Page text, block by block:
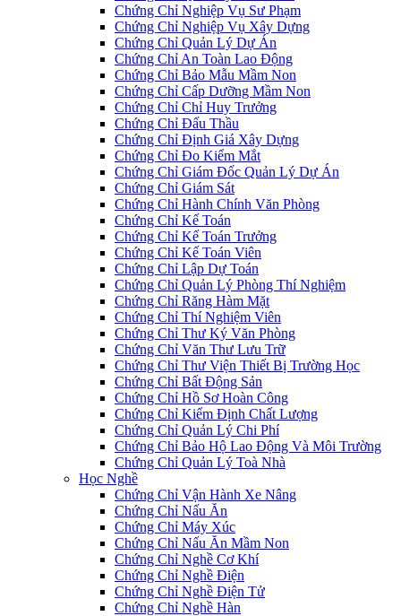
Chứng Chỉ Nghiệp Vụ Sư Phạm
Chứng Chỉ Nghiệp Vụ Xây Dựng
Chứng Chỉ Quản Lý Dự Án
Chứng Chỉ An Toàn Lao Động
Chứng Chỉ Bảo Mẫu Mầm Non
Chứng Chỉ Cấp Dưỡng Mầm Non
Chứng Chỉ Chỉ Huy Trưởng
Chứng Chỉ Đấu Thầu
Chứng Chỉ Định Giá Xây Dựng
Chứng Chỉ Đo Kiểm Mắt
Chứng Chỉ Giám Đốc Quản Lý Dự Án
Chứng Chỉ Giám Sát
Chứng Chỉ Hành Chính Văn Phòng
Chứng Chỉ Kế Toán
Chứng Chỉ Kế Toán Trưởng
Chứng Chỉ Kế Toán Viên
Chứng Chỉ Lập Dự Toán
Chứng Chỉ Quản Lý Phòng Thí Nghiệm
Chứng Chỉ Răng Hàm Mặt
Chứng Chỉ Thí Nghiệm Viên
Chứng Chỉ Thư Ký Văn Phòng
Chứng Chỉ Văn Thư Lưu Trữ
Chứng Chỉ Thư Viện Thiết Bị Trường Học
Chứng Chỉ Bất Động Sản
Chứng Chỉ Hồ Sơ Hoàn Công
Chứng Chỉ Kiểm Định Chất Lượng
Chứng Chỉ Quản Lý Chi Phí
Chứng Chỉ Bảo Hộ Lao Động Và Môi Trường
Chứng Chỉ Quản Lý Toà Nhà
Học Nghề
Chứng Chỉ Vận Hành Xe Nâng
Chứng Chỉ Nấu Ăn
Chứng Chỉ Máy Xúc
Chứng Chỉ Nấu Ăn Mầm Non
Chứng Chỉ Nghề Cơ Khí
Chứng Chỉ Nghề Điện
Chứng Chỉ Nghề Điện Tử
Chứng Chỉ Nghề Hàn